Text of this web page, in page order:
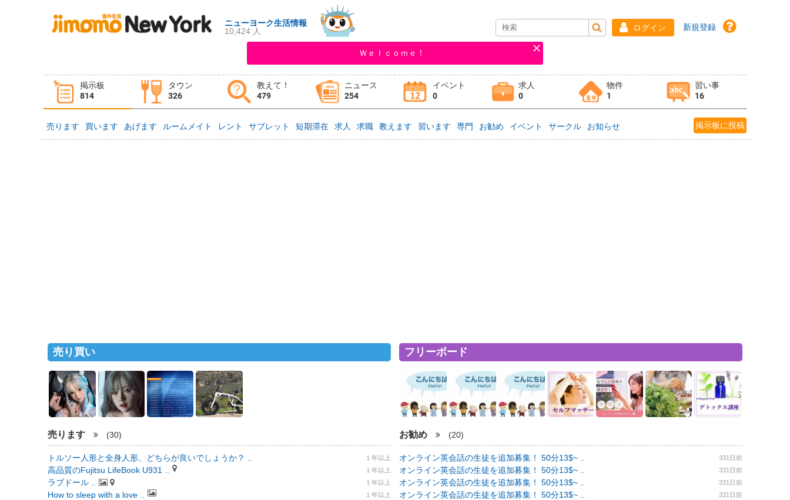
ニューヨーク生活情報
10,424 人
ログイン 新規登録
Ｗｅｌｃｏｍｅ！
掲示板
814
タウン
326
教えて！
479
ニュース
254
イベント
0
求人
0
物件
1
習い事
16
タウン情報 教えて！
売ります 買います あげます ルームメイト レント サブレット 短期滞在 求人 求職 教えます 習います 専門 お勧め イベント サークル お知らせ 掲示板に投稿
売り買い
売ります (30)
トルソー人形と全身人形、どちらが良いでしょうか？ .. １年以上
高品質のFujitsu LifeBook U931 .. １年以上
ラブドール .. １年以上
How to sleep with a love .. １年以上
フリーボード
お勧め (20)
オンライン英会話の生徒を追加募集！ 50分13$~ .. 331日前
オンライン英会話の生徒を追加募集！ 50分13$~ .. 331日前
オンライン英会話の生徒を追加募集！ 50分13$~ .. 331日前
オンライン英会話の生徒を追加募集！ 50分13$~ .. 331日前